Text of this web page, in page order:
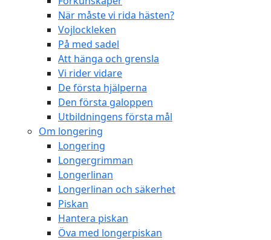
När måste vi rida hästen?
Vojlockleken
På med sadel
Att hänga och grensla
Vi rider vidare
De första hjälperna
Den första galoppen
Utbildningens första mål
Om longering
Longering
Longergrimman
Longerlinan
Longerlinan och säkerhet
Piskan
Hantera piskan
Öva med longerpiskan